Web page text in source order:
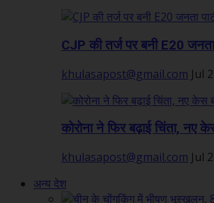
CJP की तर्ज पर बनी E20 जनता
khulasapost@gmail.com Jul
कोरोना ने फिर बढ़ाई चिंता, नए
khulasapost@gmail.com Jul
अन्य देश